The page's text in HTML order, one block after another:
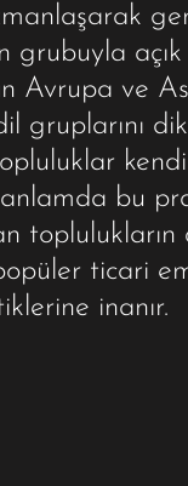
grubuyla
Avrupa ve
gruplarını
bu
toplulukların
ticari
inanır.